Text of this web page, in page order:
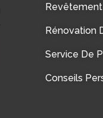
Rénovation
Service De
Conseils